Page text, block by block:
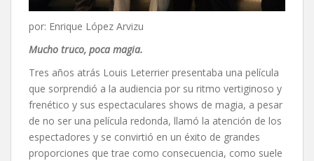
por: Enrique López Arvizu
Mucho truco, poca magia.
Tres años atrás Louis Leterrier presentaba una película
que sorprendió a la audiencia por su ritmo vertiginoso y
frenético y sus espectaculares shows de magia, a pesar
de no ser una película redonda, llamó la atención de los
espectadores y se convirtió en un éxito de grandes
proporciones que trae como consecuencia, como suele